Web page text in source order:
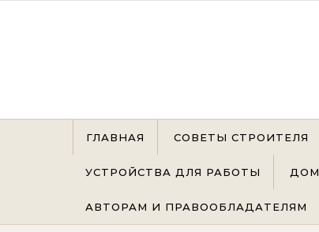
ГЛАВНАЯ СОВЕТЫ СТРОИТЕЛЯ
УСТРОЙСТВА ДЛЯ РАБОТЫ
АВТОРАМ И ПРАВООБЛАДАТЕЛЯМ